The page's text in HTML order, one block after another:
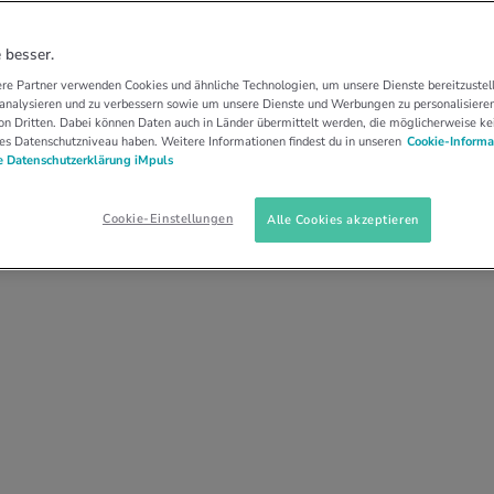
sich für wen?
Elektro? Wer einen neuen Grill braucht, hat
dir, Fehlkäufe zu vermeiden. Erfahre
grillierst.
11.05.2021
besser.
Partner verwenden Cookies und ähnliche Technologien, um unsere Dienste
und zu verbessern sowie um unsere Dienste und Werbungen zu
Dritten. Dabei können Daten auch in Länder übermittelt werden, die möglicherweise
Datenschutzniveau haben. Weitere Informationen findest du in unseren Cookie-
Datenschutzerklärung iMpuls
Cookie-Einstellungen Alle Cookies akzeptieren